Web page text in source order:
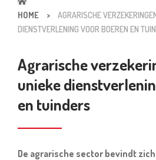
HOME >
AGRARISCHE
DIENSTVERLENING VOOR BOEREN EN
Agrarische
unieke
en tuinders
De agrarische sector bevindt